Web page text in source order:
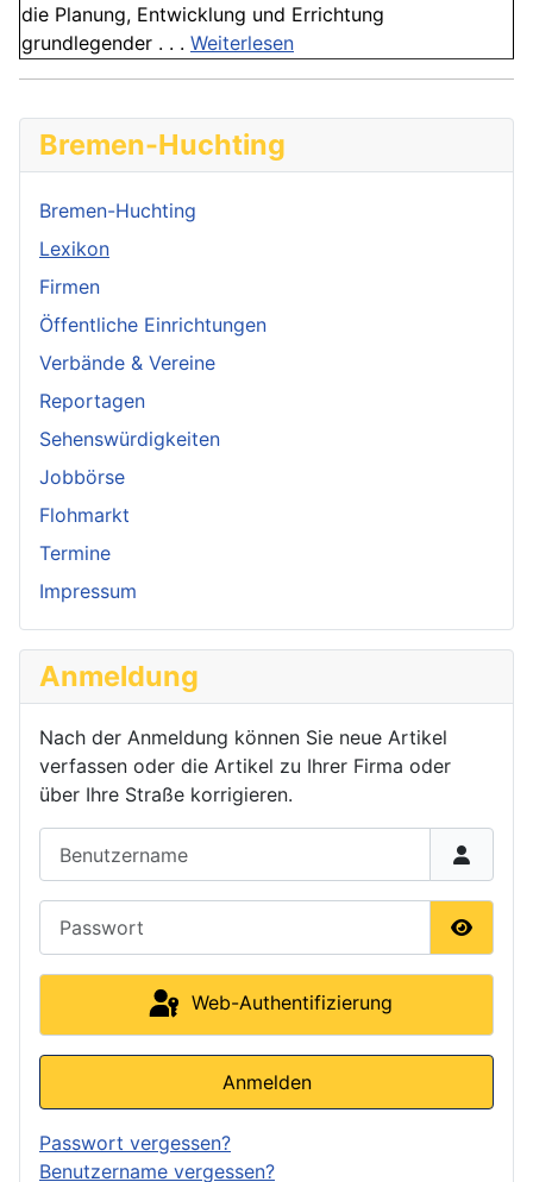
die Planung, Entwicklung und Errichtung
grundlegender . . . Weiterlesen
Bremen-Huchting
Bremen-Huchting
Lexikon
Firmen
Öffentliche Einrichtungen
Verbände & Vereine
Reportagen
Sehenswürdigkeiten
Jobbörse
Flohmarkt
Termine
Impressum
Anmeldung
Nach der Anmeldung können Sie neue Artikel
verfassen oder die Artikel zu Ihrer Firma oder
über Ihre Straße korrigieren.
Web-Authentifizierung
Anmelden
Passwort vergessen?
Benutzername vergessen?